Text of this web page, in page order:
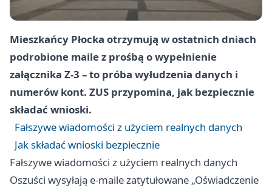
Mieszkańcy Płocka otrzymują w ostatnich dniach
podrobione maile z prośbą o wypełnienie
załącznika Z-3 – to próba wyłudzenia danych i
numerów kont. ZUS przypomina, jak bezpiecznie
składać wnioski.
Fałszywe wiadomości z użyciem realnych danych
Jak składać wnioski bezpiecznie
Fałszywe wiadomości z użyciem realnych danych
Oszuści wysyłają e-maile zatytułowane „Oświadczenie